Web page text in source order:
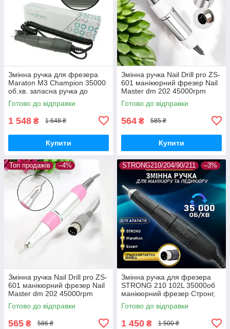
Змінна ручка для фрезера
Maraton M3 Champion 35000
об.хв. запасна ручка до
фрезера Маратон М3
Марафон кінцевик до
Готово до відправки
1 548 ₴ 1 648 ₴
Купити
Змінна ручка Nail Drill pro ZS-
601 манікюрний фрезер Nail
Master dm 202 45000rpm
ручка до фрезера
Готово до відправки
564 ₴ 585 ₴
Купити
Топ продажів –4%
Змінна ручка Nail Drill pro ZS-
601 манікюрний фрезер Nail
Master dm 202 45000rpm
ручка до фрезера
Готово до відправки
565 ₴ 586 ₴
STRONG210/204/90/211 –3%
Змінна ручка для фрезера
STRONG 210 102L 35000об
манікюрний фрезер Стронг,
ручка двигун запасна для
манікюру, для машинки
Готово до відправки
1 450 ₴ 1 500 ₴